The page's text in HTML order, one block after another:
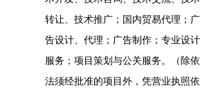
转让、技术推广；国内贸易代理；广
告设计、代理；广告制作；专业设计
服务；项目策划与公关服务。（除依
法须经批准的项目外，凭营业执照依